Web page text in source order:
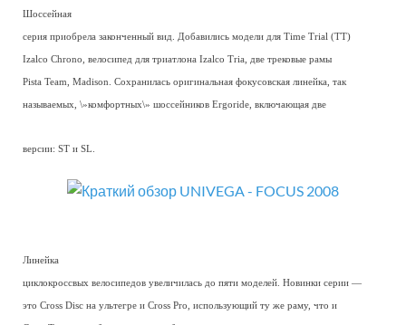
Шоссейная
серия приобрела законченный вид. Добавились модели для Time Trial (TT)
Izalco Chrono, велосипед для триатлона Izalco Tria, две трековые рамы
Pista Team, Madison. Сохранилась оригинальная фокусовская линейка, так
называемых, \»комфортных\» шоссейников Ergoride, включающая две
версии: ST и SL.
Линейка
циклокроссвых велосипедов увеличилась до пяти моделей. Новинки серии —
это Cross Disc на ультегре и Cross Pro, использующий ту же раму, что и